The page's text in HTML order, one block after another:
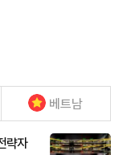
베트남
략자